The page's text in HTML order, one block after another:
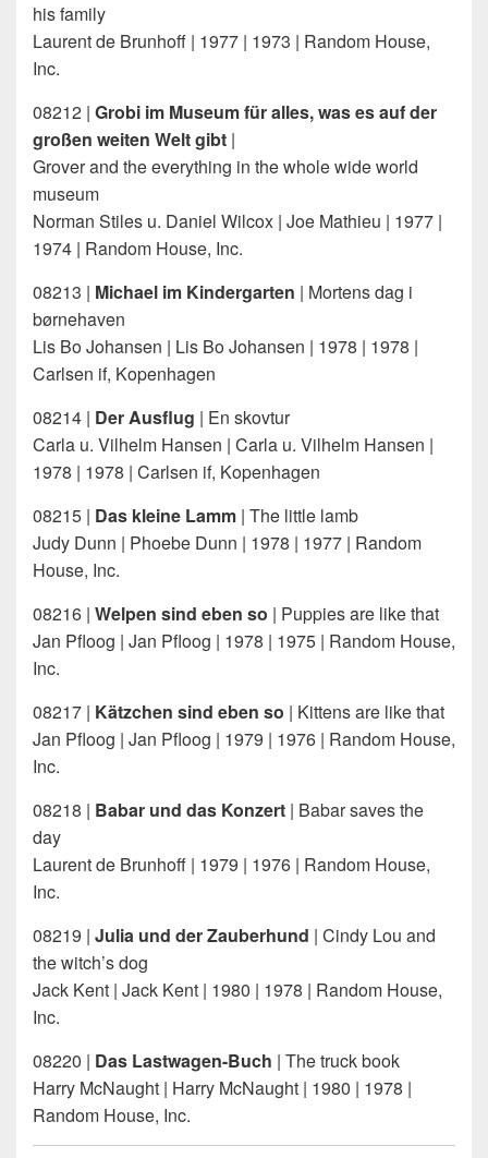
his family
Laurent de Brunhoff | 1977 | 1973 | Random House,
Inc.
08212 | Grobi im Museum für alles, was es auf der
großen weiten Welt gibt |
Grover and the everything in the whole wide world
museum
Norman Stiles u. Daniel Wilcox | Joe Mathieu | 1977 |
1974 | Random House, Inc.
08213 | Michael im Kindergarten | Mortens dag i
børnehaven
Lis Bo Johansen | Lis Bo Johansen | 1978 | 1978 |
Carlsen if, Kopenhagen
08214 | Der Ausflug | En skovtur
Carla u. Vilhelm Hansen | Carla u. Vilhelm Hansen |
1978 | 1978 | Carlsen if, Kopenhagen
08215 | Das kleine Lamm | The little lamb
Judy Dunn | Phoebe Dunn | 1978 | 1977 | Random
House, Inc.
08216 | Welpen sind eben so | Puppies are like that
Jan Pfloog | Jan Pfloog | 1978 | 1975 | Random House,
Inc.
08217 | Kätzchen sind eben so | Kittens are like that
Jan Pfloog | Jan Pfloog | 1979 | 1976 | Random House,
Inc.
08218 | Babar und das Konzert | Babar saves the
day
Laurent de Brunhoff | 1979 | 1976 | Random House,
Inc.
08219 | Julia und der Zauberhund | Cindy Lou and
the witch’s dog
Jack Kent | Jack Kent | 1980 | 1978 | Random House,
Inc.
08220 | Das Lastwagen-Buch | The truck book
Harry McNaught | Harry McNaught | 1980 | 1978 |
Random House, Inc.